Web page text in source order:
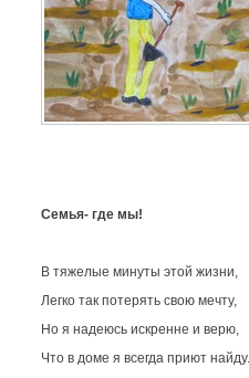
Семья- где мы!
В тяжелые минуты этой жизни,
Легко так потерять свою мечту,
Но я надеюсь искренне и верю,
Что в доме я всегда приют найду.